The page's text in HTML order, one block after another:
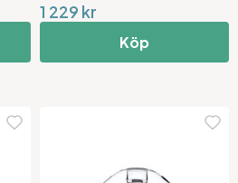
1 229 kr
Köp